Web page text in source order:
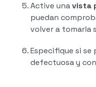
Active unavista
puedan
volver a tomarla
Especifique si
defectuosa y